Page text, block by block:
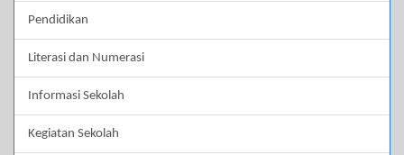
Pendidikan
Literasi dan Numerasi
Informasi Sekolah
Kegiatan Sekolah